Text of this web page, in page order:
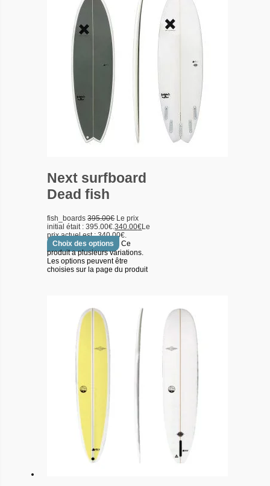
Next surfboard
Dead fish
fish_boards395.00€ Le prix
initial était : 395.00€.340.00€Le
prix actuel est : 340.00€.
Choix des options
Ce
produit a plusieurs variations.
Les options peuvent être
choisies sur la page du produit